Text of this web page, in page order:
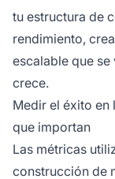
tu estructura de
rendimiento,
escalable que
crece.
Medir el éxito en
que importan
Las métricas
construcción de